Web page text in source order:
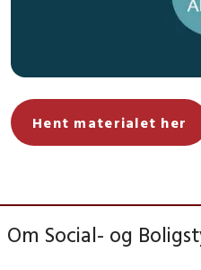
Hent materialet her
Om Social- og